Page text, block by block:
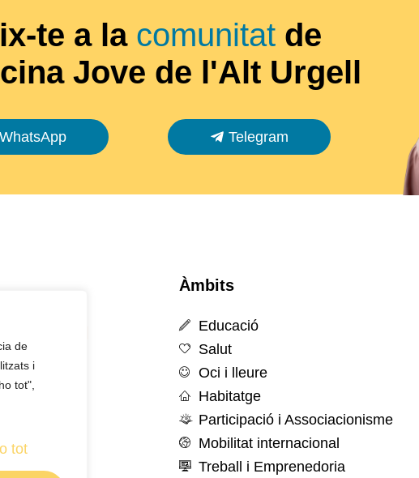
de
i
tot",
tot
te a la comunitat de
Jove de l'Alt Urgell
WhatsApp Telegram
per
Àmbits
Educació
Salut
Oci i lleure
Habitatge
Participació i Associacionisme
Mobilitat internacional
Treball i Emprenedoria